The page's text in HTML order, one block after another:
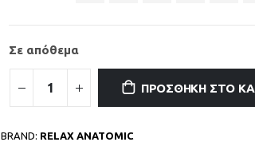
Σε απόθεμα
ΠΡΟΣΘΉΚΗ ΣΤΟ
BRAND: RELAX ANATOMIC